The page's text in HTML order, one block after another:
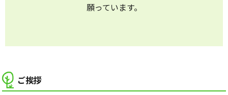
願っています。
ご挨拶